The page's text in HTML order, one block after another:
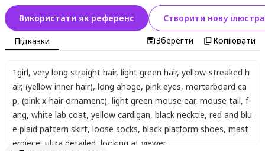
Використати як референс Створити нову
Підказки Зберегти Копіювати
1girl, very long straight hair, light green hair, yellow-streaked h
air, (yellow inner hair), long ahoge, pink eyes, mortarboard ca
p, (pink x-hair ornament), light green mouse ear, mouse tail, f
ang, white lab coat, yellow cardigan, black necktie, red and blu
e plaid pattern skirt, loose socks, black platform shoes, mast
erpiece ultra detailed looking at viewer